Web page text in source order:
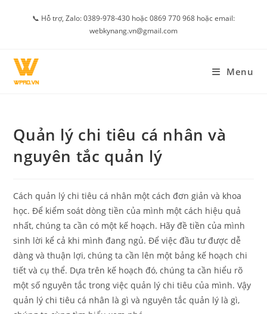
📞 Hỗ trợ, Zalo: 0389-978-430 hoặc 0869 770 968 hoặc email:
webkynang.vn@gmail.com
Menu
Quản lý chi tiêu cá nhân và
nguyên tắc quản lý
Cách quản lý chi tiêu cá nhân một cách đơn giản và khoa
học. Để kiểm soát dòng tiền của mình một cách hiệu quả
nhất, chúng ta cần có một kế hoạch. Hãy đề tiền của mình
sinh lời kể cả khi mình đang ngủ. Để việc đầu tư được dễ
dàng và thuận lợi, chúng ta cần lên một bảng kế hoạch chi
tiết và cụ thể. Dựa trên kế hoạch đó, chúng ta cần hiểu rõ
một số nguyên tắc trong việc quản lý chi tiêu của mình. Vậy
quản lý chi tiêu cá nhân là gì và nguyên tắc quản lý là gì,